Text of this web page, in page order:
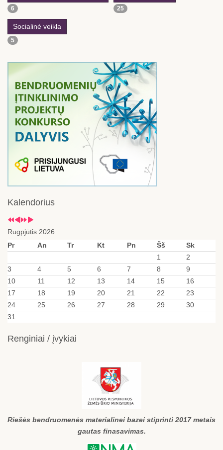
6 25
Socialinė veikla
5
Kalendorius
Rugpjūtis 2026
Pr
An Tr Kt Pn Šš
Sk
1
2
3
4 5 6 7 8
9
10
11 12 13 14 15
16
17
18 19 20 21 22
23
24
25 26 27 28 29
30
31
Renginiai / įvykiai
Riešės bendruomenės materialinei bazei stiprinti 2017 metais
gautas finasavimas.